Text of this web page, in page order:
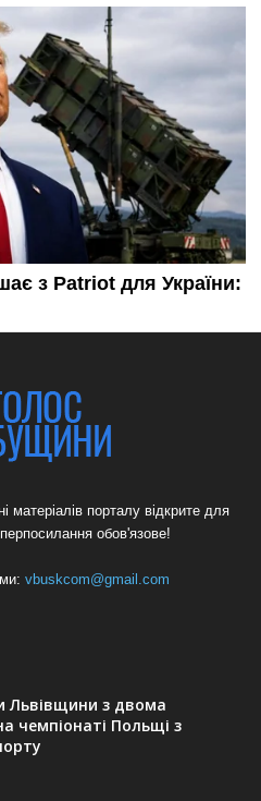
матеріалів порталу відкрите для
обов'язове!
vbuskcom@gmail.com
Львівщини з двома
чемпіонаті Польщі з